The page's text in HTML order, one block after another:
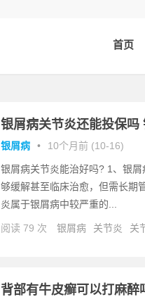
首页
银屑病关节炎还能投保吗
银屑病 • 10个月前 (10-16)
银屑病关节炎能治好吗? 1、银
够缓解甚至临床治愈，但需长期
炎属于银屑病中较严重的...
阅读 79 次 银屑病 关节炎 关
背部有牛皮癣可以打麻醉